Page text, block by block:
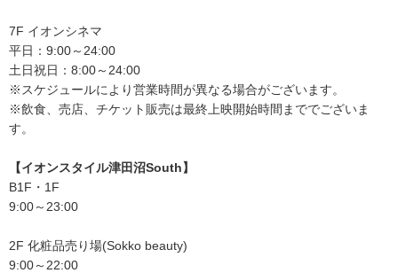
7F イオンシネマ
平日：9:00～24:00
土日祝日：8:00～24:00
※スケジュールにより営業時間が異なる場合がございます。
※飲食、売店、チケット販売は最終上映開始時間まででございま
す。
【イオンスタイル津田沼South】
B1F・1F
9:00～23:00
2F 化粧品売り場(Sokko beauty)
9:00～22:00